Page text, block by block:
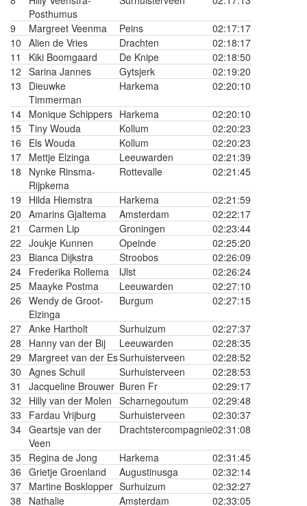
Posthumus
9 Margreet Veenma Peins
02:17:17
10 Alien de Vries Drachten
02:18:17
11
Kiki Boomgaard De Knipe
02:18:50
12 Sarina Jannes Gytsjerk
02:19:20
13
Dieuwke
Timmerman
Harkema 02:20:10
14 Monique Schippers Harkema
02:20:10
15 Tiny Wouda Kollum
02:20:23
16
Els Wouda Kollum
02:20:23
17 Mettje Elzinga Leeuwarden
02:21:39
18
Nynke Rinsma-
Rijpkema
Rottevalle 02:21:45
19 Hilda Hiemstra Harkema
02:21:59
20 Amarins Gjaltema Amsterdam
02:22:17
21
Carmen Lip Groningen
02:23:44
22 Joukje Kunnen Opeinde
02:25:20
23
Bianca Dijkstra Stroobos
02:26:09
24 Frederika Rollema IJlst
02:26:24
25 Maayke Postma Leeuwarden
02:27:10
26 Wendy de Groot-
Elzinga
Burgum 02:27:15
27 Anke Hartholt Surhuizum
02:27:37
28
Hanny van der Bij Leeuwarden
02:28:35
29
Margreet van der EsSurhuisterveen
02:28:52
30 Agnes Schuil Surhuisterveen
02:28:53
31
Jacqueline Brouwer Buren Fr
02:29:17
32
Hilly van der Molen Scharnegoutum
02:29:48
33
Fardau Vrijburg Surhuisterveen
02:30:37
34 Geartsje van der
Veen
Drachtstercompagnie02:31:08
35 Regina de Jong Harkema
02:31:45
36 Grietje Groenland Augustinusga
02:32:14
37 Martine Bosklopper Surhuizum
02:32:27
38
Nathalie
Amsterdam 02:33:05